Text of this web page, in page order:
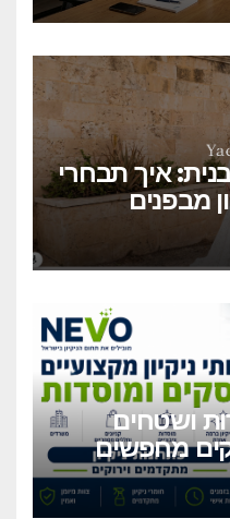
איך תבחרי
מבפנים
ושטחים
מחפשים